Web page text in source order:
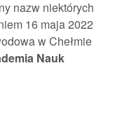
nazw niektórych
16 maja 2022
w Chełmie
Nauk